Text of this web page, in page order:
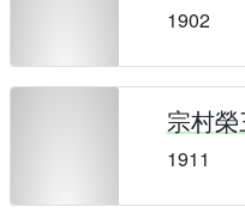
1902
宗村榮
1911